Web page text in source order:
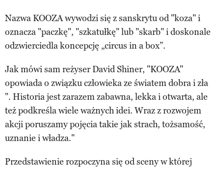
Nazwa KOOZA wywodzi się z sanskrytu od "koza" i
oznacza "paczkę", "szkatułkę" lub "skarb" i doskonale
odzwierciedla koncepcję „circus in a box”.
Jak mówi sam reżyser David Shiner, "KOOZA"
opowiada o związku człowieka ze światem dobra i zła
". Historia jest zarazem zabawna, lekka i otwarta, ale
też podkreśla wiele ważnych idei. Wraz z rozwojem
akcji poruszamy pojęcia takie jak strach, tożsamość,
uznanie i władza."
Przedstawienie rozpoczyna się od sceny w której